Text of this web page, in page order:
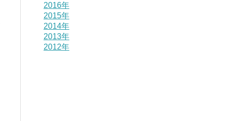
2016年
2015年
2014年
2013年
2012年